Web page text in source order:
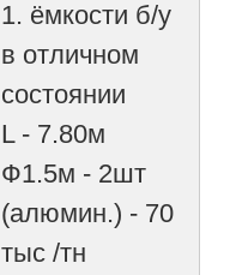
1. ёмкости б/у
в отличном
состоянии
L - 7.80м
Ф1.5м - 2шт
(алюмин.) - 70
тыс /тн